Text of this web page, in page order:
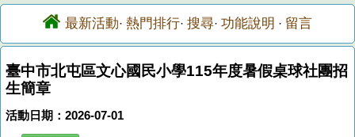
最新活動· 熱門排行· 搜尋· 功能說明 · 留言
臺中市北屯區文心國民小學115年度暑假桌球社團招
生簡章
活動日期：2026-07-01